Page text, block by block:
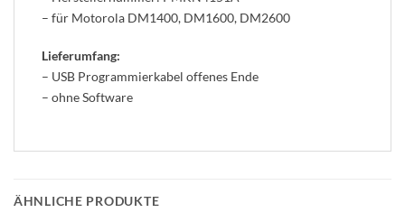
– für Motorola DM1400, DM1600, DM2600
Lieferumfang:
– USB Programmierkabel offenes Ende
– ohne Software
ÄHNLICHE PRODUKTE